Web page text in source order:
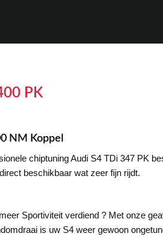
PK
NM Koppel
chiptuning Audi S4 TDi 347 PK
beschikbaar wat zeer fijn rijdt.
Sportiviteit verdiend ? Met onze
is uw S4 weer gewoon